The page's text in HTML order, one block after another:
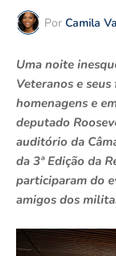
Por Camila
Uma noite
Veteranos e
homenagens e
deputado
auditório da
da 3ª Edição da
participaram do
amigos dos